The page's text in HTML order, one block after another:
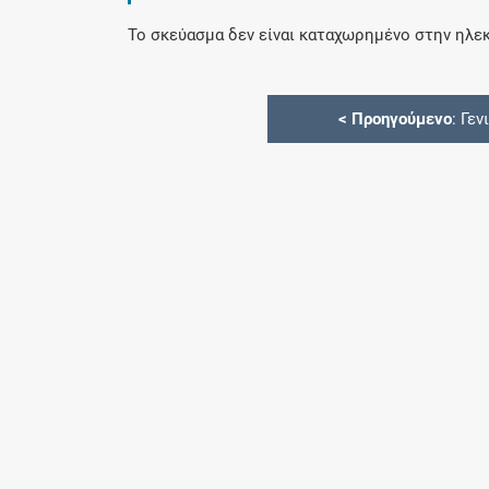
Το σκεύασμα δεν είναι καταχωρημένο στην
< Προηγούμενο: